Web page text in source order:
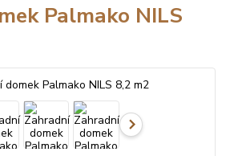
Palmako NILS